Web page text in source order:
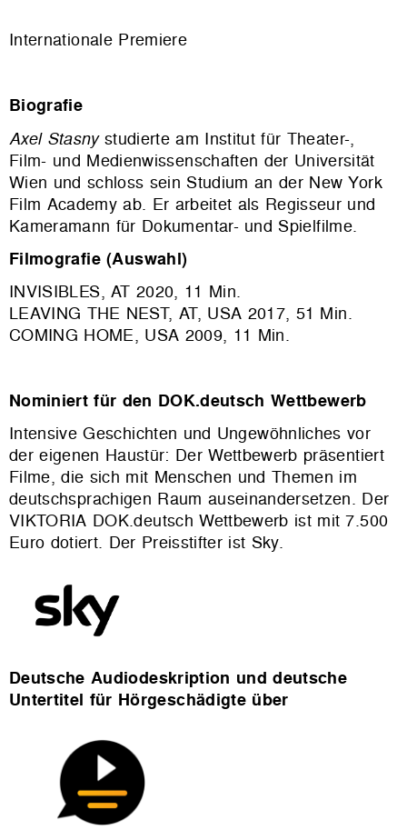
Internationale Premiere
Biografie
Axel Stasnystudierte am Institut für Theater-,
Film- und Medienwissenschaften der Universität
Wien und schloss sein Studium an der New York
Film Academy ab. Er arbeitet als Regisseur und
Kameramann für Dokumentar- und Spielfilme.
Filmografie (Auswahl)
INVISIBLES, AT 2020, 11 Min.
LEAVING THE NEST, AT, USA 2017, 51 Min.
COMING HOME, USA 2009, 11 Min.
Nominiert für den DOK.deutsch Wettbewerb
Intensive Geschichten und Ungewöhnliches vor
der eigenen Haustür: Der Wettbewerb präsentiert
Filme, die sich mit Menschen und Themen im
deutschsprachigen Raum auseinandersetzen. Der
VIKTORIA DOK.deutsch Wettbewerb ist mit 7.500
Euro dotiert. Der Preisstifter ist Sky.
Deutsche Audiodeskription und deutsche
Untertitel für Hörgeschädigte über